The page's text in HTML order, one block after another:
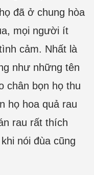
đã ở chung hòa
mọi người ít
cảm. Nhất là
như những tên
chân bọn họ thu
họ hoa quả rau
rau rất thích
nói đùa cũng